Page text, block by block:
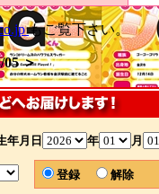
もご覧下さい。
＞
月日 年 月
登録 解除